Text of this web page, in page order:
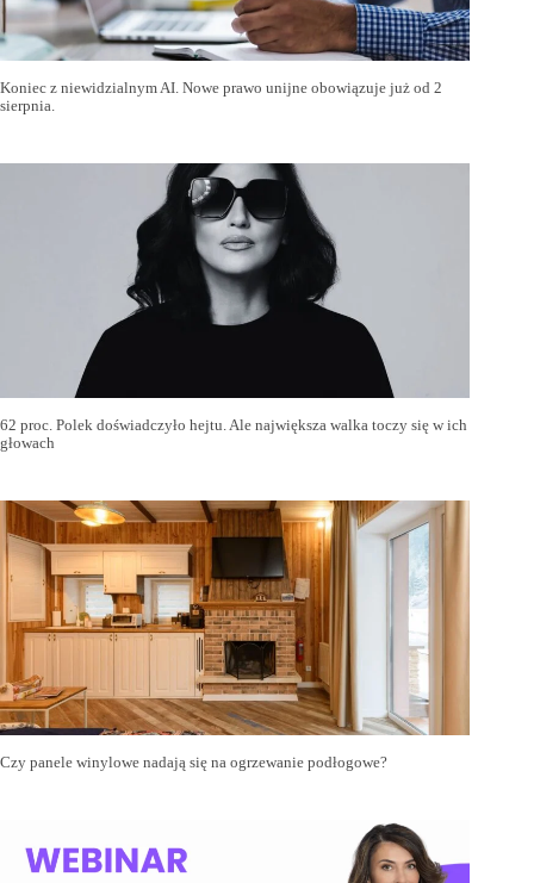
Koniec z niewidzialnym AI. Nowe prawo unijne obowiązuje już od 2
sierpnia.
62 proc. Polek doświadczyło hejtu. Ale największa walka toczy się w ich
głowach
Czy panele winylowe nadają się na ogrzewanie podłogowe?